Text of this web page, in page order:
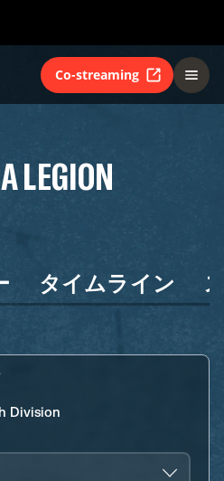
Co-streaming
LEGION
タイムライン
Division